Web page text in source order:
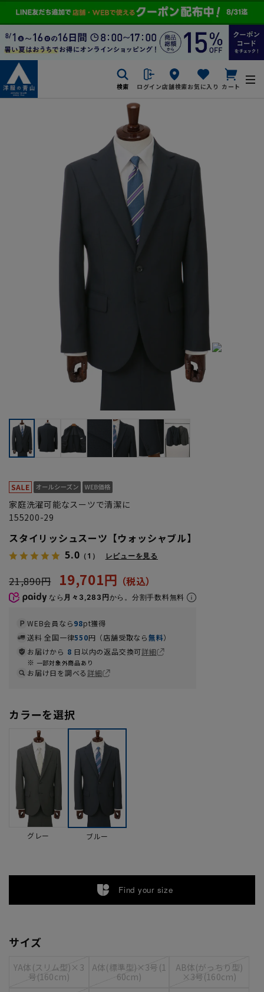
検索 ログイン店舗検索お気に入り カート
家庭洗濯可能なスーツで清潔に
155200-29
スタイリッシュスーツ【ウォッシャブル】
5.0 （1） レビューを見る
21,890円 19,701円
なら 月々3,283円から。分割手数料無料
WEB会員なら98pt獲得
送料 全国一律550円（店舗受取なら無料）
お届けから 8 日以内の返品交換可詳細
一部対象外商品あり
お届け日を調べる詳細
カラーを選択
グレー ブルー
Find your size
サイズ
YA体(スリム型)×3
号(160cm)
A体(標準型)×3号(1
60cm)
AB体(がっちり型)
×3号(160cm)